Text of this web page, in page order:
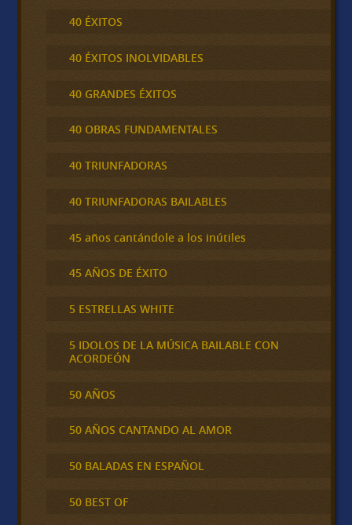
40 ÉXITOS
40 ÉXITOS INOLVIDABLES
40 GRANDES ÉXITOS
40 OBRAS FUNDAMENTALES
40 TRIUNFADORAS
40 TRIUNFADORAS BAILABLES
45 años cantándole a los inútiles
45 AÑOS DE ÉXITO
5 ESTRELLAS WHITE
5 IDOLOS DE LA MÚSICA BAILABLE CON
ACORDEÓN
50 AÑOS
50 AÑOS CANTANDO AL AMOR
50 BALADAS EN ESPAÑOL
50 BEST OF